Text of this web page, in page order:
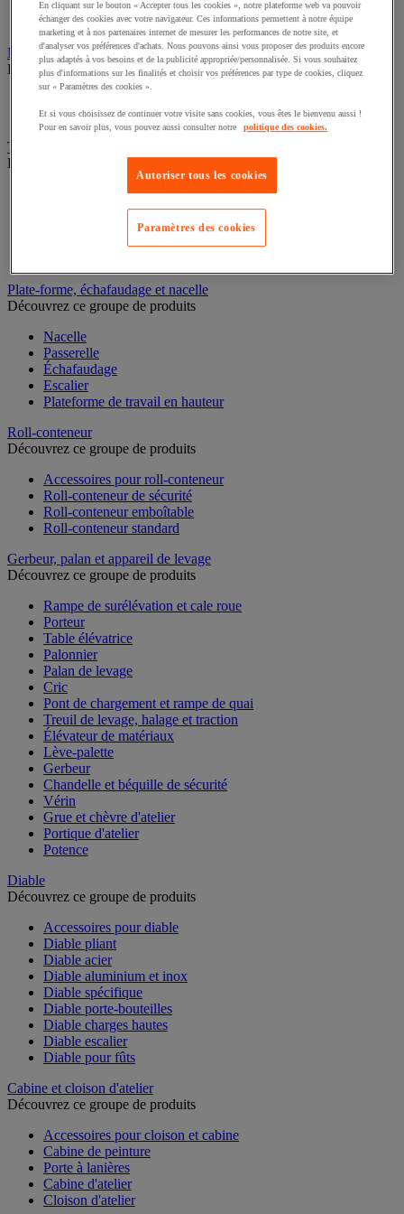
Caisson de laboratoire
Paillasse
Marchepied, escabeau et échelle
Découvrez ce groupe de produits
Escabeau et marchepied
Transpalette
Découvrez ce groupe de produits
Transpalette électrique
Transpalette manuel
Transpalette haute levée
Transpalette peseur
Plate-forme, échafaudage et nacelle
Découvrez ce groupe de produits
Nacelle
Passerelle
Échafaudage
Escalier
Plateforme de travail en hauteur
Roll-conteneur
Découvrez ce groupe de produits
Accessoires pour roll-conteneur
Roll-conteneur de sécurité
Roll-conteneur emboîtable
Roll-conteneur standard
Gerbeur, palan et appareil de levage
Découvrez ce groupe de produits
Rampe de surélévation et cale roue
Porteur
Table élévatrice
Palonnier
Palan de levage
Cric
Pont de chargement et rampe de quai
Treuil de levage, halage et traction
Élévateur de matériaux
Lève-palette
Gerbeur
Chandelle et béquille de sécurité
Vérin
Grue et chèvre d'atelier
Portique d'atelier
Potence
Diable
Découvrez ce groupe de produits
Accessoires pour diable
Diable pliant
Diable acier
Diable aluminium et inox
Diable spécifique
Diable porte-bouteilles
Diable charges hautes
Diable escalier
Diable pour fûts
Cabine et cloison d'atelier
Découvrez ce groupe de produits
Accessoires pour cloison et cabine
Cabine de peinture
Porte à lanières
Cabine d'atelier
Cloison d'atelier
En cliquant sur le bouton « Accepter tous les cookies », notre plateforme web va pouvoir
échanger des cookies avec votre navigateur. Ces informations permettent à notre équipe
marketing et à nos partenaires internet de mesurer les performances de notre site, et
d'analyser vos préférences d'achats. Nous pouvons ainsi vous proposer des produits encore
plus adaptés à vos besoins et de la publicité appropriée/personnalisée. Si vous souhaitez
plus d'informations sur les finalités et choisir vos préférences par type de cookies, cliquez
sur « Paramètres des cookies ».
Et si vous choisissez de continuer votre visite sans cookies, vous êtes le bienvenu aussi !
Pour en savoir plus, vous pouvez aussi consulter notre
politique des cookies.
Autoriser tous les cookies
Paramètres des cookies